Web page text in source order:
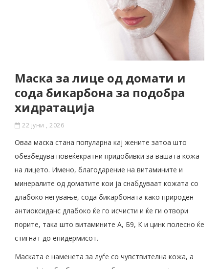
Mаска за лице од домати и
сода бикарбона за подобра
хидратација
22 јуни , 2026
Оваа маска стана популарна кај жените затоа што
обезбедува повеќекратни придобивки за вашата кожа
на лицето. Имено, благодарение на витамините и
минералите од доматите кои ја снабдуваат кожата со
длабоко негување, сода бикарбоната како природен
антиоксиданс длабоко ќе го исчисти и ќе ги отвори
порите, така што витамините А, Б9, К и цинк полесно ќе
стигнат до епидермисот.
Маската е наменета за луѓе со чувствителна кожа, а